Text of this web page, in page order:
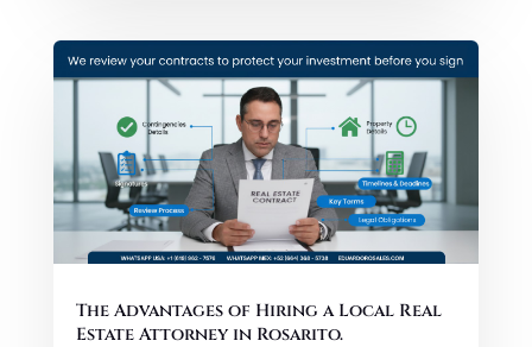
The Advantages of Hiring a Local Real
Estate Attorney in Rosarito.